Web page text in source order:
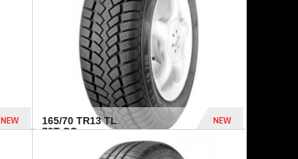
NEW
165/70 TR13 TL
79T CO...
NEW